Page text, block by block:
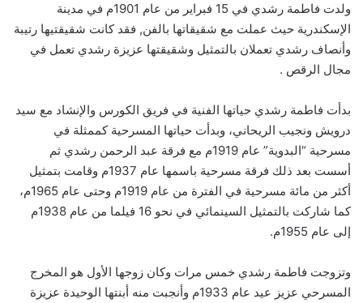
ولدت فاطمة رشدي في 15 فبراير من عام 1901م في مدينة
الإسكندرية حيث عملت مع شقيقاتها بالفن, فقد كانت شقيقتيها رتيبة
وأنصاف رشدي تعملان بالتمثيل وشقيقتها عزيزة رشدي تعمل في
مجال الرقص .
بدأت فاطمة رشدي حياتها الفنية في فريق الكورس والإنشاد مع سيد
درويش ونجيب الريحاني، وبدأت حياتها المسرحية كممثلة في
مسرحية “البدوية” عام 1919م مع فرقة عبد الرحمن رشدي ثم
أسست بعد ذلك فرقة مسرحية باسمها عام 1937م وقامت بتمثيل
أكثر من مائة مسرحية في الفترة من عام 1919م وحتى عام 1965م،
كما شاركت بالتمثيل السينمائي في نحو 16 فيلما من عام 1938م
إلى عام 1955م.
وتزوجت فاطمة رشدي خمس مرات وكان زوجها الأول هو المخرج
المسرحي عزيز عيد عام 1933م وأنجبت منه أبنتها الوحيدة عزيزة